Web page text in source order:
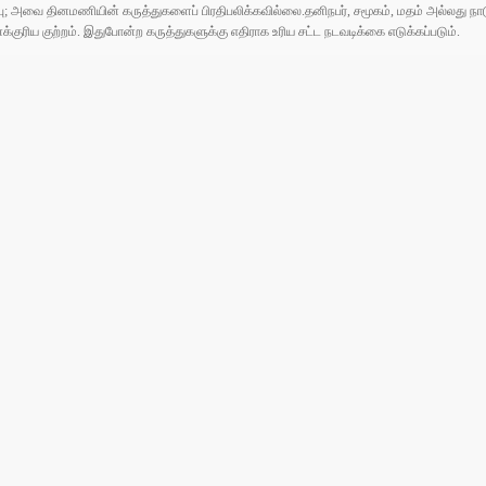
அவை தினமணியின் கருத்துகளைப் பிரதிபலிக்கவில்லை.தனிநபர், சமூகம், மதம் அல்லது
குற்றம். இதுபோன்ற கருத்துகளுக்கு எதிராக உரிய சட்ட நடவடிக்கை எடுக்கப்படும்.